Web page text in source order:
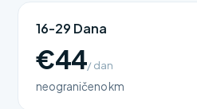
16-29 Dana
€44/ dan
neograničeno km